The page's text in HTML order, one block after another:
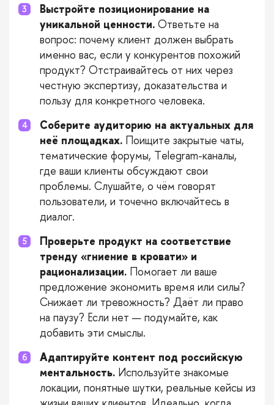
Выстройте позиционирование на
уникальной ценности. Ответьте на
вопрос: почему клиент должен выбрать
именно вас, если у конкурентов похожий
продукт? Отстраивайтесь от них через
честную экспертизу, доказательства и
пользу для конкретного человека.
Соберите аудиторию на актуальных для
неё площадках. Поищите закрытые чаты,
тематические форумы, Telegram-каналы,
где ваши клиенты обсуждают свои
проблемы. Слушайте, о чём говорят
пользователи, и точечно включайтесь в
диалог.
Проверьте продукт на соответствие
тренду «гниение в кровати» и
рационализации. Помогает ли ваше
предложение экономить время или силы?
Снижает ли тревожность? Даёт ли право
на паузу? Если нет — подумайте, как
добавить эти смыслы.
Адаптируйте контент под российскую
ментальность. Используйте знакомые
локации, понятные шутки, реальные кейсы из